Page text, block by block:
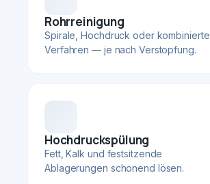
Rohrreinigung
Spirale, Hochdruck oder kombinierte
Verfahren — je nach Verstopfung.
Hochdruckspülung
Fett, Kalk und festsitzende
Ablagerungen schonend lösen.